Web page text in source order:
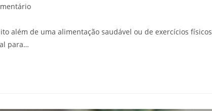
além de uma alimentação saudável ou de exercícios físicos
para…